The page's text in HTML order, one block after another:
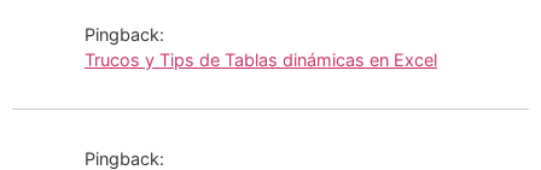
Pingback:
Trucos y Tips de Tablas dinámicas en Excel
Pingback: